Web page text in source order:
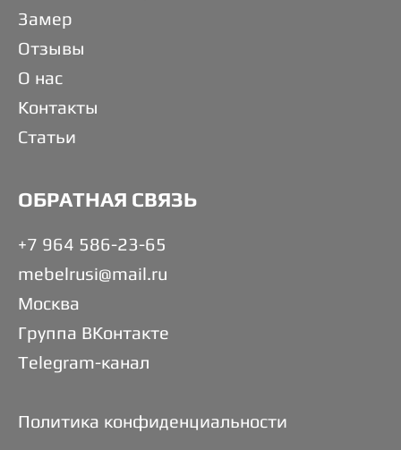
Замер
Отзывы
О нас
Контакты
Статьи
ОБРАТНАЯ СВЯЗЬ
+7 964 586-23-65
mebelrusi@mail.ru
Москва
Группа ВКонтакте
Telegram-канал
Политика конфиденциальности